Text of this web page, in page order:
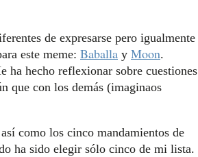
de expresarse pero igualmente
este meme: Baballa y Moon.
ha hecho reflexionar sobre cuestiones
que con los demás (imaginaos
como los cinco mandamientos de
ha sido elegir sólo cinco de mi lista.